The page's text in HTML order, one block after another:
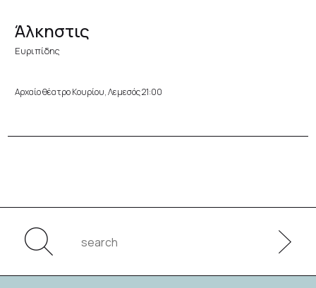
Άλκηστις
Ευριπίδης
Αρχαίο θέατρο Κουρίου, Λεμεσός 21:00